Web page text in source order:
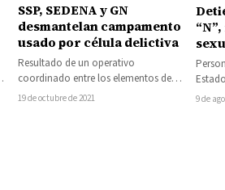
SSP, SEDENA y GN
desmantelan campamento
usado por célula delictiva
Resultado de un operativo
coordinado entre los elementos de
las Secretarías de Seguridad Pública
19 de octubre de 2021 9 de